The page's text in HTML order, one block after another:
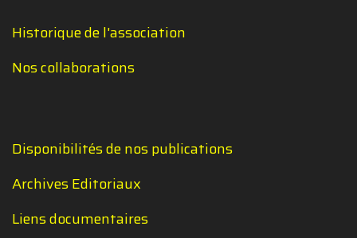
Historique de l'association
Nos collaborations
Disponibilités de nos publications
Archives Editoriaux
Liens documentaires